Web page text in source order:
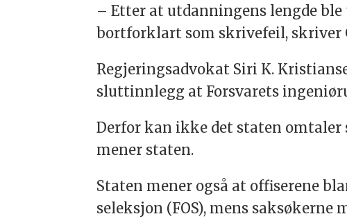
– Etter at utdanningens lengde
bortforklart som skrivefeil, skriver
Regjeringsadvokat Siri K.
sluttinnlegg at Forsvarets
Derfor kan ikke det staten
mener staten.
Staten mener også at offiserene
seleksjon (FOS), mens